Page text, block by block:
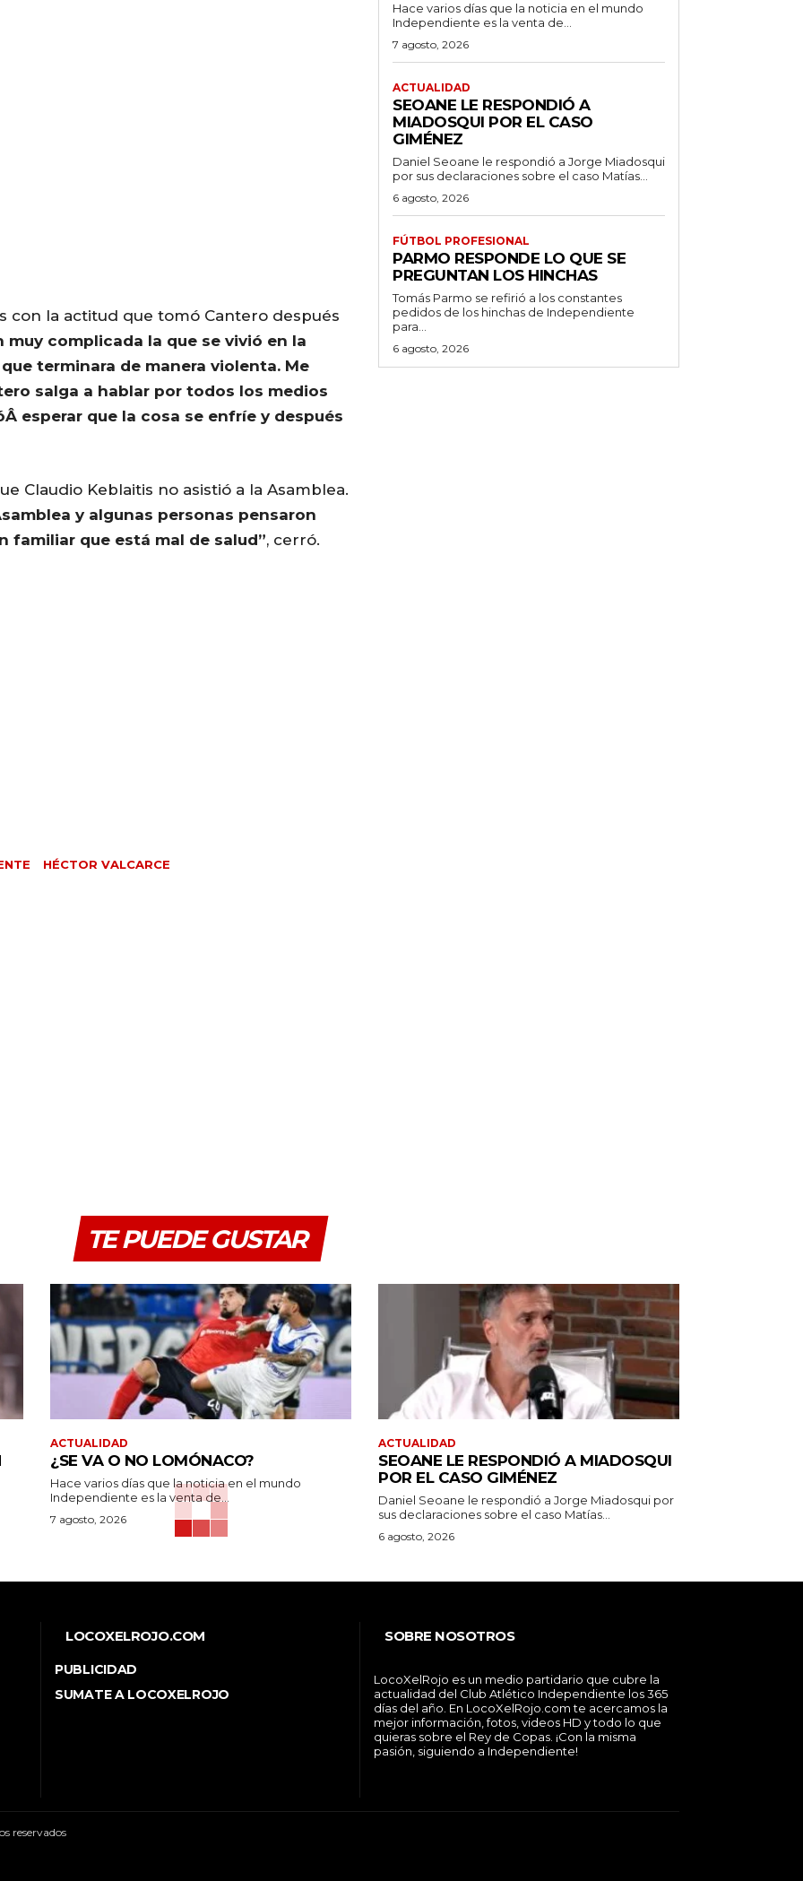
con la actitud que tomó Cantero después
muy complicada la que se vivió en la
terminara de manera violenta. Me
salga a hablar por todos los medios
esperar que la cosa se enfríe y después
Claudio Keblaitis no asistió a la Asamblea.
y algunas personas pensaron
familiar que está mal de salud”, cerró.
HÉCTOR VALCARCE
Hace varios días que la noticia en el mundo
Independiente es la venta de...
7 agosto, 2026
ACTUALIDAD
SEOANE LE RESPONDIÓ A
MIADOSQUI POR EL CASO
GIMÉNEZ
Daniel Seoane le respondió a Jorge Miadosqui
por sus declaraciones sobre el caso Matías...
6 agosto, 2026
FÚTBOL PROFESIONAL
PARMO RESPONDE LO QUE SE
PREGUNTAN LOS HINCHAS
Tomás Parmo se refirió a los constantes
pedidos de los hinchas de Independiente
para...
6 agosto, 2026
TE PUEDE GUSTAR
ACTUALIDAD
¿SE VA O NO LOMÓNACO?
Hace varios días que la noticia en el mundo
Independiente es la venta de...
7 agosto, 2026
ACTUALIDAD
SEOANE LE RESPONDIÓ A MIADOSQUI
POR EL CASO GIMÉNEZ
Daniel Seoane le respondió a Jorge Miadosqui por
sus declaraciones sobre el caso Matías...
6 agosto, 2026
LOCOXELROJO.COM
PUBLICIDAD
SUMATE A LOCOXELROJO
SOBRE NOSOTROS
LocoXelRojo es un medio partidario que cubre la
actualidad del Club Atlético Independiente los 365
días del año. En LocoXelRojo.com te acercamos la
mejor información, fotos, videos HD y todo lo que
quieras sobre el Rey de Copas. ¡Con la misma
pasión, siguiendo a Independiente!
reservados